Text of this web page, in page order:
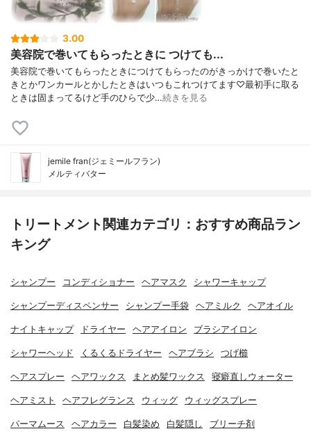
3.00
美容院で巻いてもらったときに つけても...
美容院で巻いてもらったときにつけてもらったのがきっかけで巻いたと
きとかワンカールとかしたときはいつもこれつけてます♡最初手に取る
ときは固まってるけど手のひらで少…続きを見る
jemile fran(ジェミールフラン)
メルティバター
トリートメント関連カテゴリ：おすすめ商品ラン
キング
シャンプー コンディショナー ヘアマスク シャワーキャップ
シャンプーディスペンサー シャンプー手袋 ヘアミルク ヘアオイル
ナイトキャップ ドライヤー ヘアアイロン ブラシアイロン
シャワーヘッド くるくるドライヤー ヘアブラシ つげ櫛
ヘアスプレー ヘアワックス まとめ髪ワックス 寝癖直しウォーター
ヘアミスト ヘアフレグランス ウィッグ ウィッグスプレー
パーマムース ヘアカラー 白髪染め 白髪隠し ブリーチ剤